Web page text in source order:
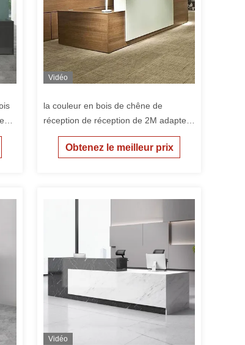
Vidéo
la couleur en bois de chêne de
réception de réception de 2M adaptent
le logo aux besoins du client pour le
Obtenez le meilleur prix
Vidéo